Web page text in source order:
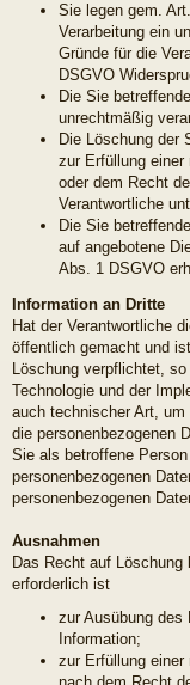
Sie legen gem.
Verarbeitung ein
Gründe für die
DSGVO
Die Sie
unrechtmäßig
Die Löschung der
zur Erfüllung
oder dem Recht
Verantwortliche
Die Sie
auf angebotene
Abs. 1 DSGVO
Information an Dritte
Hat der Verantwortliche
öffentlich gemacht und
Löschung verpflichtet,
Technologie und der
auch technischer Art,
die personenbezogenen
Sie als betroffene
personenbezogenen
personenbezogenen
Ausnahmen
Das Recht auf
erforderlich ist
zur Ausübung des
Information;
zur Erfüllung einer